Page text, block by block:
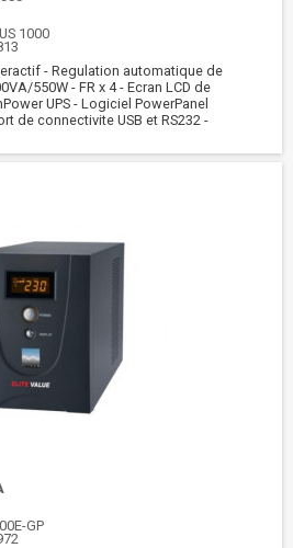
1000
- Regulation automatique de
550W - FR x 4 - Ecran LCD de
UPS - Logiciel PowerPanel
de connectivite USB et RS232 -
GP